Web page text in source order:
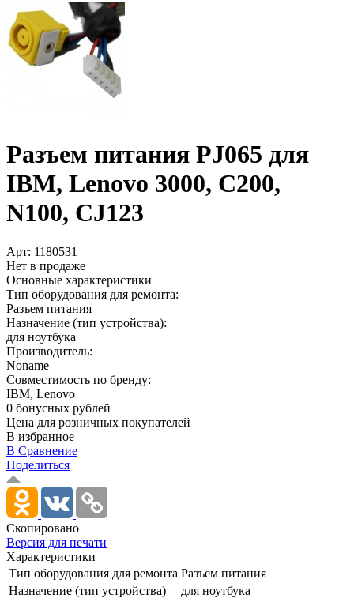
Разъем питания PJ065 для
IBM, Lenovo 3000, C200,
N100, CJ123
Арт: 1180531
Нет в продаже
Основные характеристики
Тип оборудования для ремонта:
Разъем питания
Назначение (тип устройства):
для ноутбука
Производитель:
Noname
Совместимость по бренду:
IBM, Lenovo
0 бонусных рублей
Цена для розничных покупателей
В избранное
В Сравнение
Поделиться
Скопировано
Версия для печати
Характеристики
Тип оборудования для ремонта Разъем питания
Назначение (тип устройства)
для ноутбука